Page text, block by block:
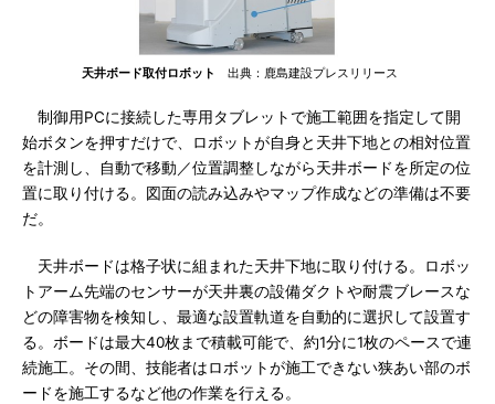
天井ボード取付ロボット 出典：鹿島建設プレスリリース
制御用PCに接続した専用タブレットで施工範囲を指定して開
始ボタンを押すだけで、ロボットが自身と天井下地との相対位置
を計測し、自動で移動／位置調整しながら天井ボードを所定の位
置に取り付ける。図面の読み込みやマップ作成などの準備は不要
だ。
天井ボードは格子状に組まれた天井下地に取り付ける。ロボッ
トアーム先端のセンサーが天井裏の設備ダクトや耐震ブレースな
どの障害物を検知し、最適な設置軌道を自動的に選択して設置す
る。ボードは最大40枚まで積載可能で、約1分に1枚のペースで連
続施工。その間、技能者はロボットが施工できない狭あい部のボ
ードを施工するなど他の作業を行える。